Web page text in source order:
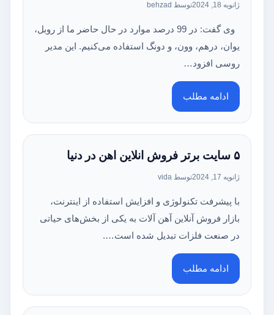
ژانویه 18, 2024 توسط behzad
وی گفت: در 99 درصد موارد در حال حاضر ما از روبل،
یوان، درهم، وون، و دونگ استفاده می‌کنیم. این مدیر
روسی افزود…
ادامه مطلب
۵ سایت برتر فروش انلاین اهن در دنیا
ژانویه 17, 2024 توسط vida
با پیشرفت تکنولوژی و افزایش استفاده از اینترنت،
بازار فروش آنلاین آهن آلات به یکی از بخش‌های حیاتی
در صنعت فلزات تبدیل شده است….
ادامه مطلب